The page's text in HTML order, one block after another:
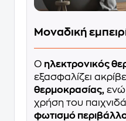
Μοναδική
Ο ηλεκτρονικός
εξασφαλίζει
θερμοκρασίας, ενώ
χρήση του
φωτισμό